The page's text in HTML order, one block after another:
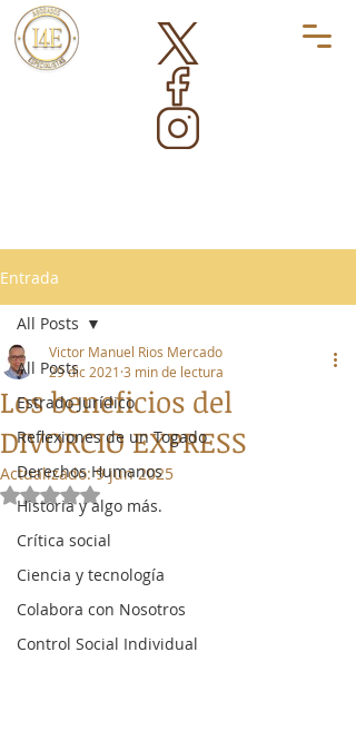
Entrada
All Posts
Estrado Jurídico
Reflexiones de un Togado
Derechos Humanos
Historia y algo más.
Crítica social
Ciencia y tecnología
Colabora con Nosotros
Control Social Individual
All Posts
Los beneficios del
DIVORCIO EXPRESS
Victor Manuel Rios Mercado
29 dic 2021 3 min de lectura
Actualizado:9 jun 2025
Obtuvo NaN de 5 estrellas.